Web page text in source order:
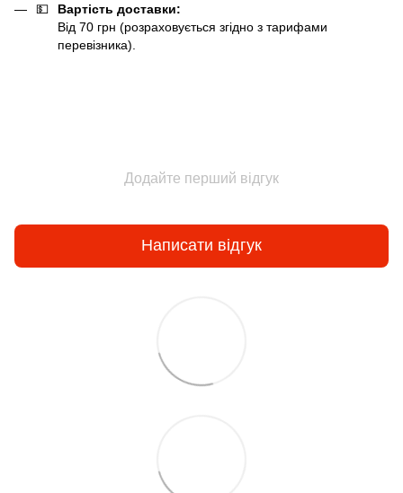
💵
Вартість доставки:
Від 70 грн (розраховується згідно з тарифами
перевізника).
Додайте перший відгук
Написати відгук